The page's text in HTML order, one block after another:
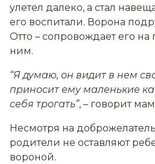
улетел далеко, а стал
его воспитали. Ворона
Отто – сопровождает его на
ним.
“Я думаю, он видит в нем
приносит ему маленькие
себя трогать”, – говорит
Несмотря на
родители не оставляют
вороной.